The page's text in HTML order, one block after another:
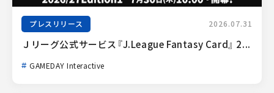
プレスリリース 2026.07.31
Ｊリーグ公式サービス『J.League Fantasy Card』 2...
GAMEDAY Interactive